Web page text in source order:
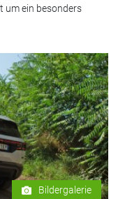
um ein besonders
Bildergalerie